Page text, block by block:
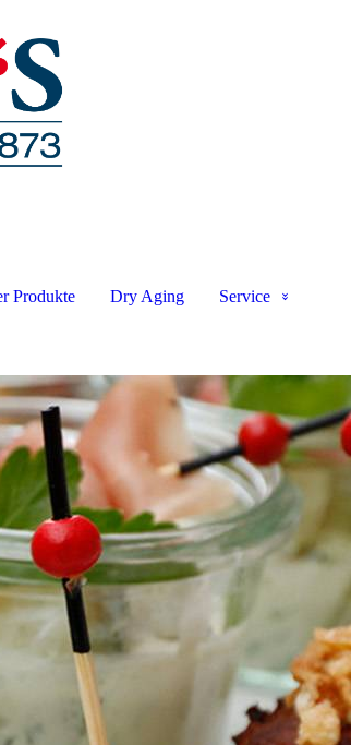
Produkte Dry Aging
Service